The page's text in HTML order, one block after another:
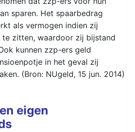
sparen. Het spaarbedrag
als vermogen indien zij
zitten, waardoor zij bijstand
kunnen zzp-ers geld
in het geval zij
(Bron: NUgeld, 15 jun. 2014)
eigen